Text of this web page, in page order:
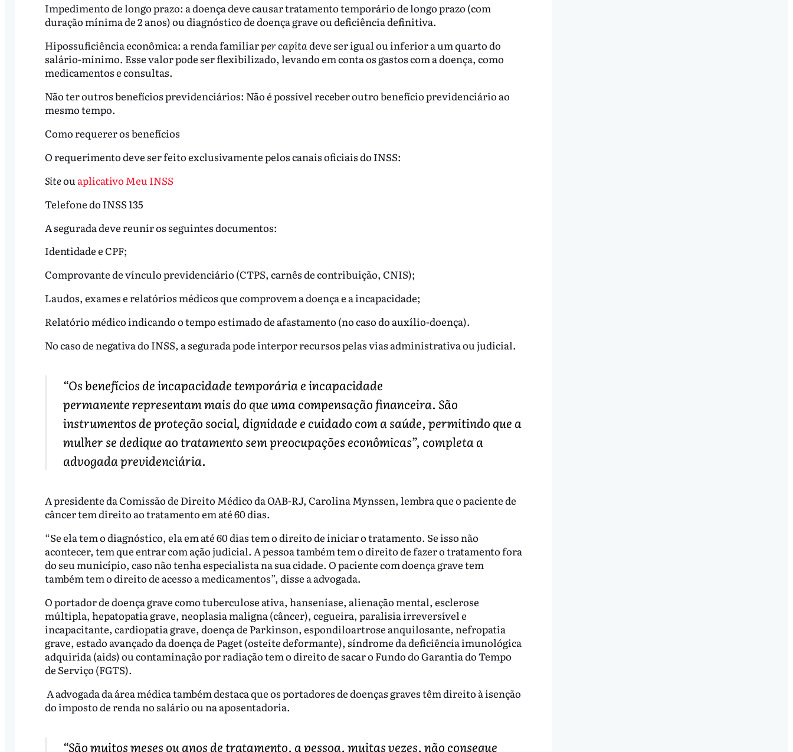
Impedimento de longo prazo: a doença deve causar tratamento temporário de longo prazo (com
duração mínima de 2 anos) ou diagnóstico de doença grave ou deficiência definitiva.
Hipossuficiência econômica: a renda familiarper capitadeve ser igual ou inferior a um quarto do
salário-mínimo. Esse valor pode ser flexibilizado, levando em conta os gastos com a doença, como
medicamentos e consultas.
Não ter outros benefícios previdenciários: Não é possível receber outro benefício previdenciário ao
mesmo tempo.
Como requerer os benefícios
O requerimento deve ser feito exclusivamente pelos canais oficiais do INSS:
Siteou aplicativo Meu INSS
Telefone do INSS 135
A segurada deve reunir os seguintes documentos:
Identidade e CPF;
Comprovante de vínculo previdenciário (CTPS, carnês de contribuição, CNIS);
Laudos, exames e relatórios médicos que comprovem a doença e a incapacidade;
Relatório médico indicando o tempo estimado de afastamento (no caso do auxílio-doença).
No caso de negativa do INSS, a segurada pode interpor recursos pelas vias administrativa ou judicial.
“Os benefícios de incapacidade temporária e incapacidade
permanente representam mais do que uma compensação financeira. São
instrumentos de proteção social, dignidade e cuidado com a saúde, permitindo que a
mulher se dedique ao tratamento sem preocupações econômicas”, completa a
advogada previdenciária.
A presidente da Comissão de Direito Médico da OAB-RJ, Carolina Mynssen, lembra que o paciente de
câncer tem direito ao tratamento em até 60 dias.
“Se ela tem o diagnóstico, ela em até 60 dias tem o direito de iniciar o tratamento. Se isso não
acontecer, tem que entrar com ação judicial. A pessoa também tem o direito de fazer o tratamento fora
do seu município, caso não tenha especialista na sua cidade. O paciente com doença grave tem
também tem o direito de acesso a medicamentos”, disse a advogada.
O portador de doença grave como tuberculose ativa, hanseníase, alienação mental, esclerose
múltipla, hepatopatia grave, neoplasia maligna (câncer), cegueira, paralisia irreversível e
incapacitante, cardiopatia grave, doença de Parkinson, espondiloartrose anquilosante, nefropatia
grave, estado avançado da doença de Paget (osteíte deformante), síndrome da deficiência imunológica
adquirida (aids) ou contaminação por radiação tem o direito de sacar o Fundo do Garantia do Tempo
de Serviço (FGTS).
A advogada da área médica também destaca que os portadores de doenças graves têm direito à isenção
do imposto de renda no salário ou na aposentadoria.
“São muitos meses ou anos de tratamento, a pessoa, muitas vezes, não consegue